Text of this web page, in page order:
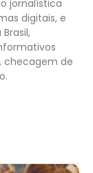
jornalística
digitais, e
checagem de